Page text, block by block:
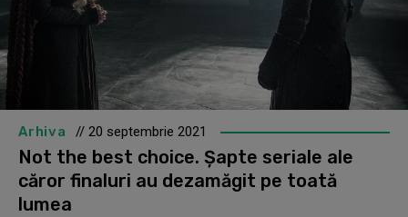
Arhiva // 20 septembrie 2021
Not the best choice. Șapte seriale ale
căror finaluri au dezamăgit pe toată
lumea